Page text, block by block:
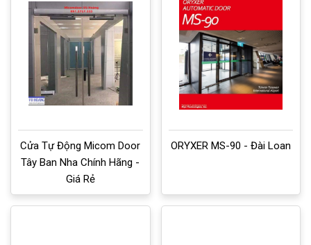
Cửa Tự Động Micom Door
Tây Ban Nha Chính Hãng -
Giá Rẻ
ORYXER MS-90 - Đài Loan